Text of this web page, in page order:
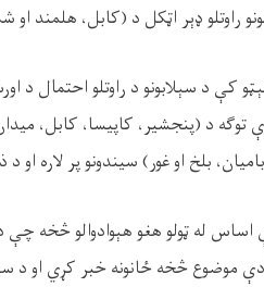
راوتلو ډېر اټکل د (کابل،
ېټو کې د سېلابونو د راوتلو احتمال د
توګه د (پنجشیر، کاپیسا، کابل،
بلخ او غور) سیندونو پر لاره
له ټولو هغو هېوادوالو څخه چې
موضوع څخه ځانونه خبر کړي او د